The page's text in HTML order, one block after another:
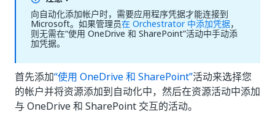
向自动化添加帐户时，需要应用程序凭据才能连接到
Microsoft。如果管理员在 Orchestrator 中添加凭据，
则无需在“使用 OneDrive 和 SharePoint”活动中手动添
加凭据。
首先添加“使用 OneDrive 和 SharePoint”活动来选择您
的帐户并将资源添加到自动化中，然后在资源活动中添加
与 OneDrive 和 SharePoint 交互的活动。